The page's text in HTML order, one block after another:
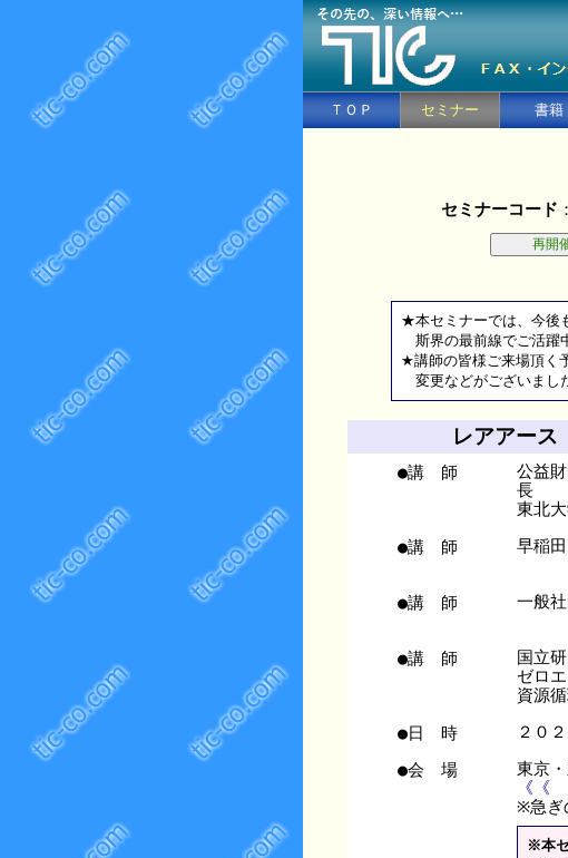
ＴＯＰ セミナー 書籍
セミナーコード
※別画
★本セミナーでは、今後
斯界の最前線でご活躍
★講師の皆様ご来場頂く
変更などがございまし
レアアース
●講 師
公益
長
東北
●講 師 早稲
●講 師 一般
●講 師
国立
ゼロ
資源
●日 時 ２０
●会 場 東京
《《
※急ぎ
※本